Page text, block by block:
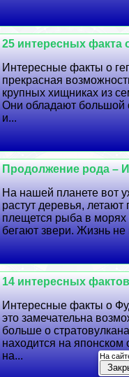
25 интересных факта
Интересные факты о
прекрасная
крупных хищниках из
Они обладают большой
и...
Продолжение рода –
На нашей планете вот
растут деревья, летают
плещется рыба в морях
бегают звери. Жизнь не
14 интересных
Интересные факты о
это замечательна
больше о
находится на японском
на...
На